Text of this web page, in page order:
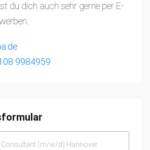
du dich auch sehr gerne per E-
9984959